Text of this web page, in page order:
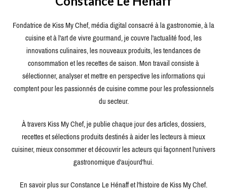
Fondatrice de Kiss My Chef, média digital consacré à la gastronomie, à la
cuisine et à l'art de vivre gourmand, je couvre l'actualité food, les
innovations culinaires, les nouveaux produits, les tendances de
consommation et les recettes de saison. Mon travail consiste à
sélectionner, analyser et mettre en perspective les informations qui
comptent pour les passionnés de cuisine comme pour les professionnels
du secteur.
À travers Kiss My Chef, je publie chaque jour des articles, dossiers,
recettes et sélections produits destinés à aider les lecteurs à mieux
cuisiner, mieux consommer et découvrir les acteurs qui façonnent l'univers
gastronomique d'aujourd'hui.
En savoir plus sur Constance Le Hénaff et l'histoire de Kiss My Chef.